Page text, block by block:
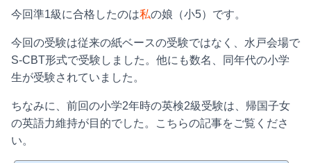
今回準1級に合格したのは私の娘（小5）です。
今回の受験は従来の紙ベースの受験ではなく、水戸会場で
S-CBT形式で受験しました。他にも数名、同年代の小学
生が受験されていました。
ちなみに、前回の小学2年時の英検2級受験は、帰国子女
の英語力維持が目的でした。こちらの記事をご覧くださ
い。